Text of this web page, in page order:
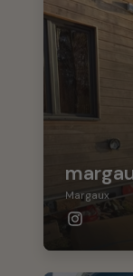
Margaux